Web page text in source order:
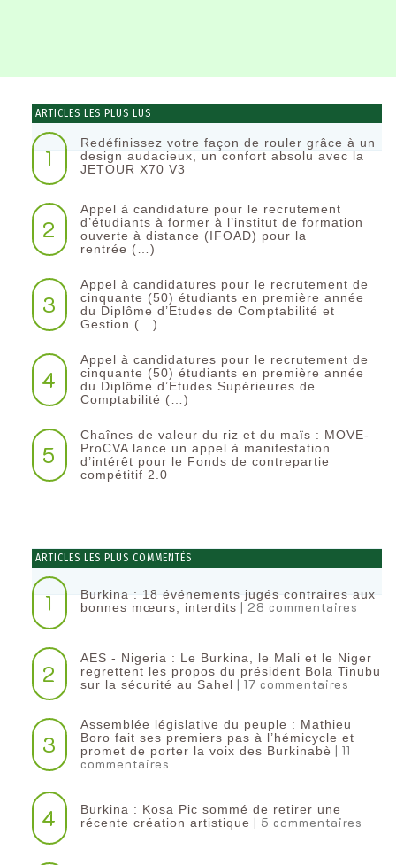
ARTICLES LES PLUS LUS
1
Redéfinissez votre façon de rouler grâce à un
design audacieux, un confort absolu avec la
JETOUR X70 V3
2
Appel à candidature pour le recrutement
d’étudiants à former à l’institut de formation
ouverte à distance (IFOAD) pour la
rentrée (…)
3
Appel à candidatures pour le recrutement de
cinquante (50) étudiants en première année
du Diplôme d’Etudes de Comptabilité et
Gestion (…)
4
Appel à candidatures pour le recrutement de
cinquante (50) étudiants en première année
du Diplôme d’Etudes Supérieures de
Comptabilité (…)
5
Chaînes de valeur du riz et du maïs : MOVE-
ProCVA lance un appel à manifestation
d’intérêt pour le Fonds de contrepartie
compétitif 2.0
ARTICLES LES PLUS COMMENTÉS
1
Burkina : 18 événements jugés contraires aux
bonnes mœurs, interdits | 28 commentaires
2
AES - Nigeria : Le Burkina, le Mali et le Niger
regrettent les propos du président Bola Tinubu
sur la sécurité au Sahel | 17 commentaires
3
Assemblée législative du peuple : Mathieu
Boro fait ses premiers pas à l’hémicycle et
promet de porter la voix des Burkinabè | 11
commentaires
4
Burkina : Kosa Pic sommé de retirer une
récente création artistique | 5 commentaires